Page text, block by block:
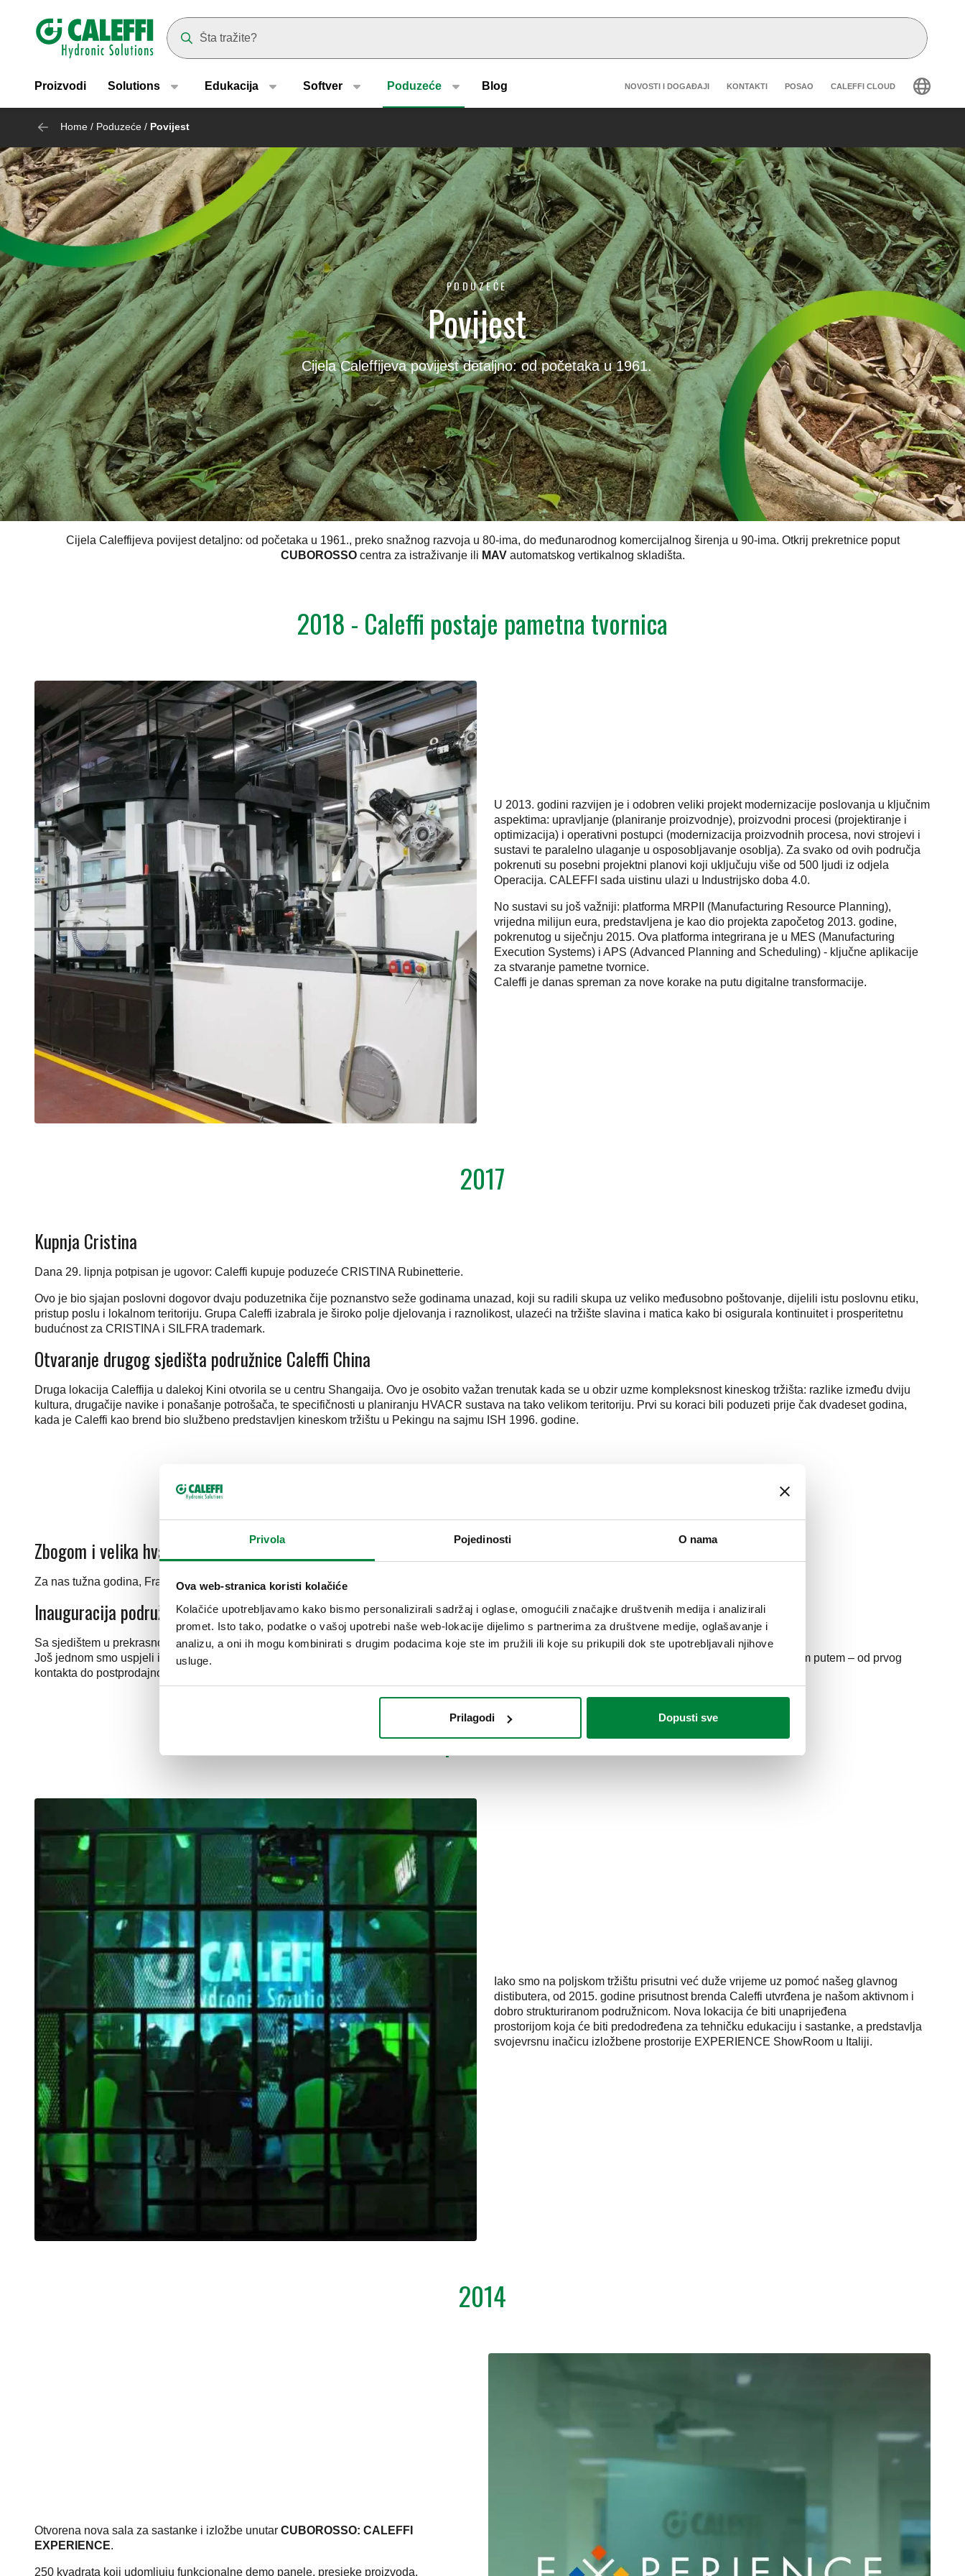
Privola Pojedinosti O nama
Ova web-stranica koristi kolačiće
Kolačiće upotrebljavamo kako bismo personalizirali sadržaj i oglase, omogućili značajke društvenih medija i analizirali
promet. Isto tako, podatke o vašoj upotrebi naše web-lokacije dijelimo s partnerima za društvene medije, oglašavanje i
analizu, a oni ih mogu kombinirati s drugim podacima koje ste im pružili ili koje su prikupili dok ste upotrebljavali njihove
usluge.
Prilagodi Dopusti sve
Header main navigation
Proizvodi Solutions Edukacija Softver Poduzeće Blog Header secondary navigation
NOVOSTI I DOGAĐAJI KONTAKTI POSAO CALEFFI CLOUD
Home / Poduzeće / Povijest
PODUZEĆE
Povijest
Cijela Caleffijeva povijest detaljno: od početaka u 1961.
Cijela Caleffijeva povijest detaljno: od početaka u 1961., preko snažnog razvoja u 80-ima, do međunarodnog komercijalnog širenja u 90-ima. Otkrij prekretnice poput
CUBOROSSOcentra za istraživanje ili MAVautomatskog vertikalnog skladišta.
2018 - Caleffi postaje pametna tvornica
U 2013. godini razvijen je i odobren veliki projekt modernizacije poslovanja u ključnim
aspektima: upravljanje (planiranje proizvodnje), proizvodni procesi (projektiranje i
optimizacija) i operativni postupci (modernizacija proizvodnih procesa, novi strojevi i
sustavi te paralelno ulaganje u osposobljavanje osoblja). Za svako od ovih područja
pokrenuti su posebni projektni planovi koji uključuju više od 500 ljudi iz odjela
Operacija. CALEFFI sada uistinu ulazi u Industrijsko doba 4.0.
No sustavi su još važniji: platforma MRPII (Manufacturing Resource Planning),
vrijedna milijun eura, predstavljena je kao dio projekta započetog 2013. godine,
pokrenutog u siječnju 2015. Ova platforma integrirana je u MES (Manufacturing
Execution Systems) i APS (Advanced Planning and Scheduling) - ključne aplikacije
za stvaranje pametne tvornice.
Caleffi je danas spreman za nove korake na putu digitalne transformacije.
2017
Kupnja Cristina
Dana 29. lipnja potpisan je ugovor: Caleffi kupuje poduzeće CRISTINA Rubinetterie.
Ovo je bio sjajan poslovni dogovor dvaju poduzetnika čije poznanstvo seže godinama unazad, koji su radili skupa uz veliko međusobno poštovanje, dijelili istu poslovnu etiku,
pristup poslu i lokalnom teritoriju. Grupa Caleffi izabrala je široko polje djelovanja i raznolikost, ulazeći na tržište slavina i matica kako bi osigurala kontinuitet i prosperitetnu
budućnost za CRISTINA i SILFRA trademark.
Otvaranje drugog sjedišta podružnice Caleffi China
Druga lokacija Caleffija u dalekoj Kini otvorila se u centru Shangaija. Ovo je osobito važan trenutak kada se u obzir uzme kompleksnost kineskog tržišta: razlike između dviju
kultura, drugačije navike i ponašanje potrošača, te specifičnosti u planiranju HVACR sustava na tako velikom teritoriju. Prvi su koraci bili poduzeti prije čak dvadeset godina,
kada je Caleffi kao brend bio službeno predstavljen kineskom tržištu u Pekingu na sajmu ISH 1996. godine.
Zbogom i velika hvala
Za nas tužna godina, Francesco Caleffi je preminuo u travnju. No, ostavio nam je sjajnu budućnost kojoj se radujemo.
Inauguracija podružnice Caleffi Turska
Sa sjedištem u prekrasnom Istambulu, otvoren je Caleffi Turska.
Još jednom smo uspjeli izvesti model koji se do sada pokazao uspješnim: brand koji garantira prvoklasnu tehničku podršku na lokalnom tržištu i to cijelim putem – od prvog
kontakta do postprodajnog odnosa.
2015 - Otvorenje podružnice Caleffi Poljska
Iako smo na poljskom tržištu prisutni već duže vrijeme uz pomoć našeg glavnog
distibutera, od 2015. godine prisutnost brenda Caleffi utvrđena je našom aktivnom i
dobro strukturiranom podružnicom. Nova lokacija će biti unaprijeđena
prostorijom koja će biti predodređena za tehničku edukaciju i sastanke, a predstavlja
svojevrsnu inačicu izložbene prostorije EXPERIENCE ShowRoom u Italiji.
2014
Otvorena nova sala za sastanke i izložbe unutar CUBOROSSO: CALEFFI
EXPERIENCE.
250 kvadrata koji udomljuju funkcionalne demo panele, presjeke proizvoda,